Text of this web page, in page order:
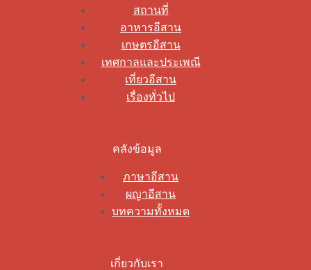
สถานที่
อาหารอีสาน
เกษตรอีสาน
เทศกาลและประเพณี
เที่ยวอีสาน
เรื่องทั่วไป
คลังข้อมูล
ภาษาอีสาน
ผญาอีสาน
บทความทั้งหมด
เกี่ยวกับเรา